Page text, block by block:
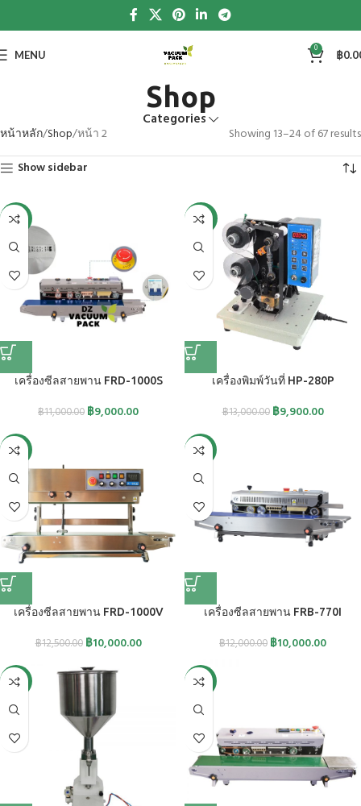
MENU 0 ฿
Shop
Categories
หน้าหลัก Shop หน้า 2
Showing 13–24 of 67 results
Show sidebar
-18%
เครื่องซีลสายพาน FRD-1000S
฿11,000.00 ฿9,000.00
-24%
เครื่องพิมพ์วันที่ HP-280P
฿13,000.00 ฿9,900.00
-20%
เครื่องซีลสายพาน FRD-1000V
฿12,500.00 ฿10,000.00
-17%
เครื่องซีลสายพาน FRB-770I
฿12,000.00 ฿10,000.00
-33% -15%